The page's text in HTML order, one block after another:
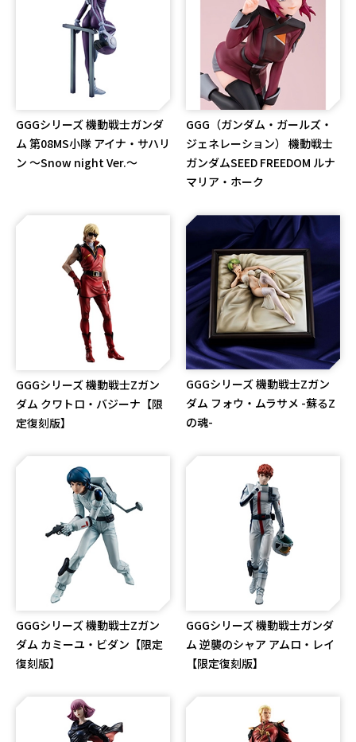
GGGシリーズ 機動戦士ガンダ
ム 第08MS小隊 アイナ・サハリ
ン ～Snow night Ver.～
GGG（ガンダム・ガールズ・
ジェネレーション） 機動戦士
ガンダムSEED FREEDOM ルナ
マリア・ホーク
GGGシリーズ 機動戦士Zガン
ダム クワトロ・バジーナ【限
定復刻版】
GGGシリーズ 機動戦士Zガン
ダム フォウ・ムラサメ -蘇るZ
の魂-
GGGシリーズ 機動戦士Zガン
ダム カミーユ・ビダン【限定
復刻版】
GGGシリーズ 機動戦士ガンダ
ム 逆襲のシャア アムロ・レイ
【限定復刻版】